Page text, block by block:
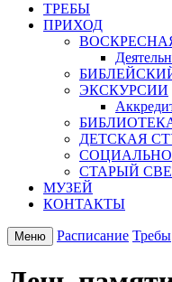
ТРЕБЫ
ПРИХОД
ЭКСКУРСИИ
БИБЛИОТЕКА
ДЕТСКАЯ
СТАРЫЙ
МУЗЕЙ
КОНТАКТЫ
Меню Расписание Требы